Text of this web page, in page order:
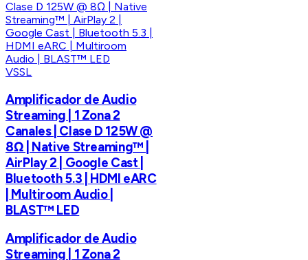
VSSL
Amplificador de Audio
Streaming | 1 Zona 2
Canales | Clase D 125W @
8Ω | Native Streaming™ |
AirPlay 2 | Google Cast |
Bluetooth 5.3 | HDMI eARC
| Multiroom Audio |
BLAST™ LED
Amplificador de Audio
Streaming | 1 Zona 2